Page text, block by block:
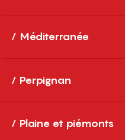
Méditerranée
Perpignan
Plaine et piémonts